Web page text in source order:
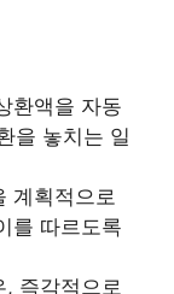
환액을 자동
을 놓치는 일
계획적으로
를 따르도록
즉각적으로